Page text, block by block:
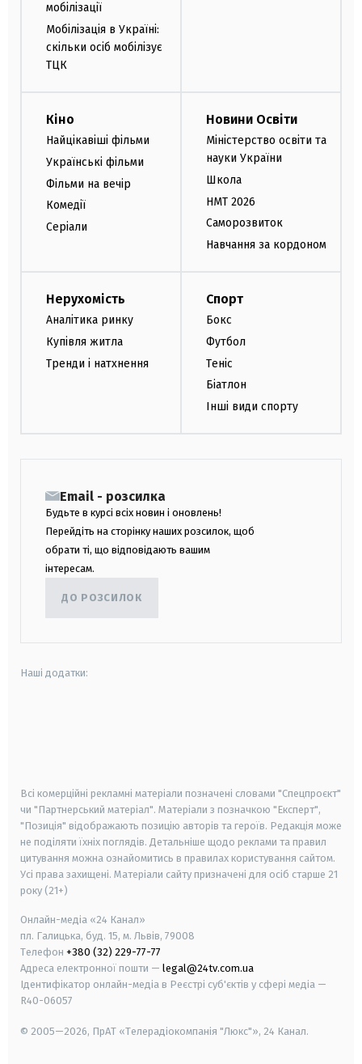
мобілізації
Мобілізація в Україні:
скільки осіб мобілізує
ТЦК
Кіно
Найцікавіші фільми
Українські фільми
Фільми на вечір
Комедії
Серіали
Новини Освіти
Міністерство освіти та
науки України
Школа
НМТ 2026
Саморозвиток
Навчання за кордоном
Нерухомість
Аналітика ринку
Купівля житла
Тренди і натхнення
Спорт
Бокс
Футбол
Теніс
Біатлон
Інші види спорту
Email - розсилка
Будьте в курсі всіх новин і оновлень!
Перейдіть на сторінку наших розсилок, щоб
обрати ті, що відповідають вашим
інтересам.
ДО РОЗСИЛОК
Наші додатки:
Всі комерційні рекламні матеріали позначені словами "Спецпроєкт"
чи "Партнерський матеріал". Матеріали з позначкою "Експерт",
"Позиція" відображають позицію авторів та героїв. Редакція може
не поділяти їхніх поглядів. Детальніше щодо реклами та правил
цитування можна ознайомитись в правилах користування сайтом.
Усі права захищені. Матеріали сайту призначені для осіб старше 21
року (21+)
Онлайн-медіа «24 Канал»
пл. Галицька, буд. 15, м. Львів, 79008
Телефон +380 (32) 229-77-77
Адреса електронної пошти — legal@24tv.com.ua
Ідентифікатор онлайн-медіа в Реєстрі суб'єктів у сфері медіа —
R40-06057
© 2005—2026, ПрАТ «Телерадіокомпанія "Люкс"», 24 Канал.